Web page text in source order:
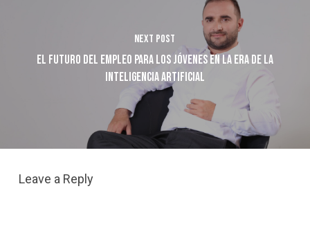
Next Post
El Futuro del Empleo para los Jóvenes en la Era de la
Inteligencia Artificial
Leave a Reply